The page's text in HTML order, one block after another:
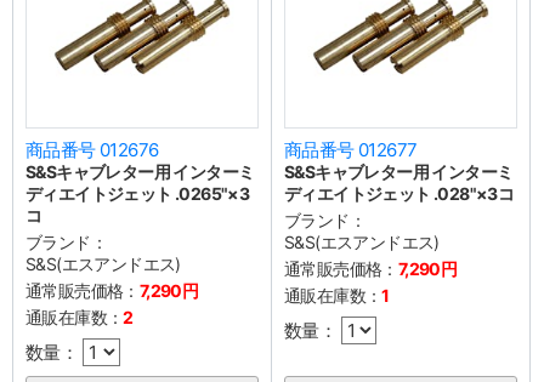
商品番号 012676
S&Sキャブレター用 インターミ
ディエイトジェット .0265"×3
コ
ブランド：
S&S(エスアンドエス)
通常販売価格： 7,290円
通販在庫数：2
数量：
商品番号 012677
S&Sキャブレター用 インターミ
ディエイトジェット .028"×3コ
ブランド：
S&S(エスアンドエス)
通常販売価格： 7,290円
通販在庫数：1
数量：